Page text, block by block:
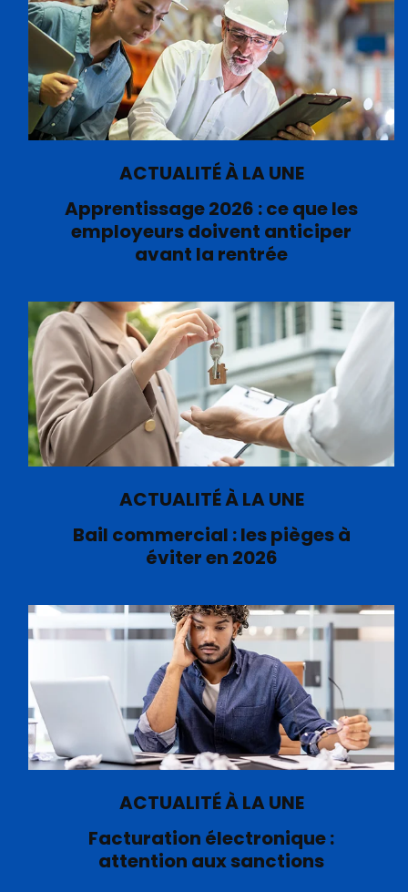
ACTUALITÉ À LA UNE
Apprentissage 2026 : ce que les
employeurs doivent anticiper
avant la rentrée
ACTUALITÉ À LA UNE
Bail commercial : les pièges à
éviter en 2026
ACTUALITÉ À LA UNE
Facturation électronique :
attention aux sanctions